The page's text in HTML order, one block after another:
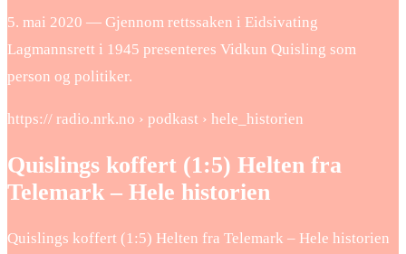
5. mai 2020 — Gjennom rettssaken i Eidsivating
Lagmannsrett i 1945 presenteres Vidkun Quisling som
person og politiker.
https:// radio.nrk.no › podkast › hele_historien
Quislings koffert (1:5) Helten fra
Telemark – Hele historien
Quislings koffert (1:5) Helten fra Telemark – Hele historien